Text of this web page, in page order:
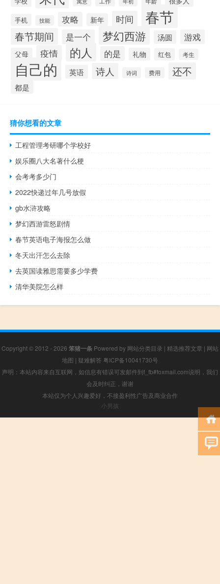
手机 技能 攻略 新年 时间 春节
春节期间 是一个 梦幻西游 汤圆 游戏
父母 疫情 的人 的是 礼物 红包 考生
自己的 英语 诗人 诗词 费用 还不
都是
猜你想看的文章
工程管理考研哪个学校好
娱乐圈八大名著什么梗
会考考多少门
2022快递过年几号放假
gb水浒攻略
梦幻西游雷怒剧情
春节英语电子海报怎么做
冬天出汗怎么去除
去英国读雅思需要多少学费
清华美院怎么样
Copyright © 2012 - 2026 笨猪一条 Powered by 网站分类目录 | 精选推荐文章 | 网站
地图 | 疑难解答 粤ICP备10041730号
声明：本站内容来自互联网，如信息有错误可发邮件到f_fb#foxmail.com说明，我们
会及时纠正，谢谢
本站仅为个人兴趣爱好，不接盈利性广告及商业合作
小男孩